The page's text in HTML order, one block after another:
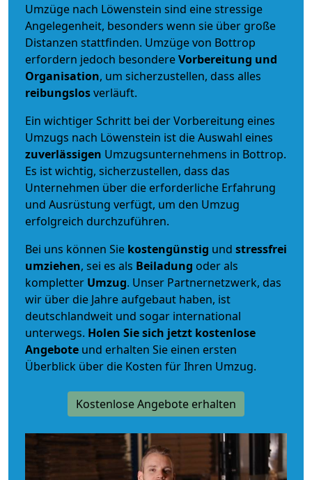
Umzüge nach Löwenstein sind eine stressige
Angelegenheit, besonders wenn sie über große
Distanzen stattfinden. Umzüge von Bottrop
erfordern jedoch besondereVorbereitung und
Organisation, um sicherzustellen, dass alles
reibungslosverläuft.
Ein wichtiger Schritt bei der Vorbereitung eines
Umzugs nach Löwenstein ist die Auswahl eines
zuverlässigen Umzugsunternehmens in Bottrop.
Es ist wichtig, sicherzustellen, dass das
Unternehmen über die erforderliche Erfahrung
und Ausrüstung verfügt, um den Umzug
erfolgreich durchzuführen.
Bei uns können Sie kostengünstig und stressfrei
umziehen, sei es als Beiladung oder als
kompletter Umzug. Unser Partnernetzwerk, das
wir über die Jahre aufgebaut haben, ist
deutschlandweit und sogar international
unterwegs. Holen Sie sich jetzt kostenlose
Angebote und erhalten Sie einen ersten
Überblick über die Kosten für Ihren Umzug.
Kostenlose Angebote erhalten